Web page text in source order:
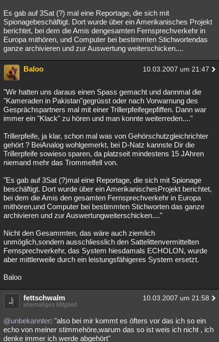
Es gab auf 3Sat (?) mal eine Reportage, die sich mit
Spionagebeschäftigt. Dort wurde über ein Amerikanisches Projekt
berichtet, bei dem die Amis dengesamten Fernsprechverkehr in
Europa mithören, und Computer bei bestimmten Stichwortendas
ganze archivieren und zur Auswertung weiterschicken....
Baloo 10.03.2007 um 21:47
"Wir hatten uns daraus einen Spass gemacht und dannmal die
"Kameraden in Pakistan"gegrüsst oder nach Vorwarnung des
Gesprächspartners mal mit einer Trillerpfeifegepfiffen. Dann war
immer ein "Klack" zu hören und man konnte weiterreden...."
Trillerpfeife, ja klar, schon mal was von Gehörschutzgleichrichter
gehört ? BeiAnalog wohlgemerkt, bei D-Natz kannste Dir die
Trillerpfeife sowieso sparen, da platzseit mindestens 15 JAhren
niemand mehr das Trommelfell von.
"Es gab auf 3Sat (?)mal eine Reportage, die sich mit Spionage
beschäftigt. Dort wurde über ein AmerikanischesProjekt berichtet,
bei dem die Amis den gesamten Fernsprechverkehr in Europa
mithören,und Computer bei bestimmten Stichworten das ganze
archivieren und zur Auswertungweiterschicken...."
Nicht den Gesammten, das wäre auch ziemlich
unmöglich,sondern ausschliesslich den Sattelittenvermittelten
Fernsprechverkehr, das System hiesdamals ECHOLON, wurde
aber mittlerweile durch ein leistungsfähigeres System ersetzt.
Baloo
fettschwalm 10.03.2007 um 21:58
ehemaliges Mitglied
@unbekannter: "also bei mir kommt es öfters vor das ich so ein
echo von meiner stimmehöre,warum das so ist weis ich nicht , ich
denke immer ich werde abgehört"